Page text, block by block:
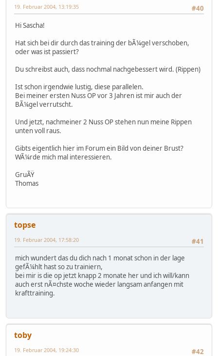
#40
19. Februar 2004, 13:19:35
Hi Sascha!
Hat sich bei dir durch das training der bÃ¼gel verschoben,
oder was ist passiert?
Du schreibst auch, dass nochmal nachgebessert wird. (Rippen)
Ist schon irgendwie lustig, diese parallelen.
Bei meiner ersten Nuss OP vor 3 Jahren ist mir auch der
BÃ¼gel verrutscht.
Und jetzt, nachmeiner 2 Nuss OP stehen nun meine Rippen
unten voll raus.
Gibts eigentlich hier im Forum ein Bild von deiner Brust?
WÃ¼rde mich mal interessieren.
GruÃŸ
Thomas
topse
#41
19. Februar 2004, 17:58:20
mich wundert das du dich nach 1 monat schon in der lage
gefÃ¼hlt hast so zu trainiern,
bei mir is die op jetzt knapp 2 monate her und ich will/kann
auch erst nÃ¤chste woche wieder langsam anfangen mit
krafttraining.
toby
#42
19. Februar 2004, 19:24:30